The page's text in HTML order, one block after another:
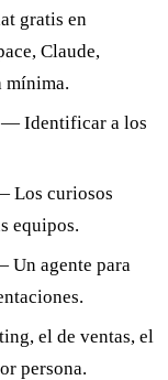
gratis en
Claude,
mínima.
— Identificar a los
curiosos
equipos.
agente para
el de ventas, el
persona.